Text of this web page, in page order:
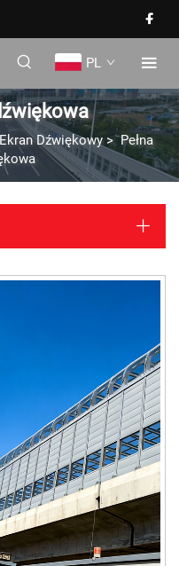
PL
Ekran Dźwiękowy >Pełna